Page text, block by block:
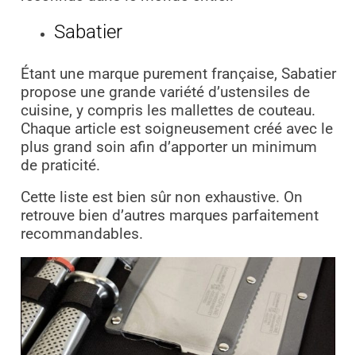
Sabatier
Étant une marque purement française, Sabatier
propose une grande variété d’ustensiles de
cuisine, y compris les mallettes de couteau.
Chaque article est soigneusement créé avec le
plus grand soin afin d’apporter un minimum
de praticité.
Cette liste est bien sûr non exhaustive. On
retrouve bien d’autres marques parfaitement
recommandables.